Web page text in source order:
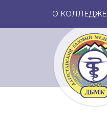
О КОЛЛЕДЖЕ